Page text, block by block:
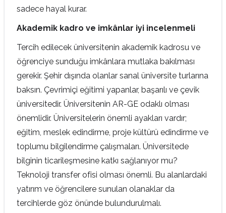
sadece hayal kurar.
Akademik kadro ve imkânlar iyi incelenmeli
Tercih edilecek üniversitenin akademik kadrosu ve
öğrenciye sunduğu imkânlara mutlaka bakılması
gerekir. Şehir dışında olanlar sanal üniversite turlarına
baksın. Çevrimiçi eğitimi yapanlar, başarılı ve çevik
üniversitedir. Üniversitenin AR-GE odaklı olması
önemlidir. Üniversitelerin önemli ayakları vardır;
eğitim, meslek edindirme, proje kültürü edindirme ve
toplumu bilgilendirme çalışmaları. Üniversitede
bilginin ticarileşmesine katkı sağlanıyor mu?
Teknoloji transfer ofisi olması önemli. Bu alanlardaki
yatırım ve öğrencilere sunulan olanaklar da
tercihlerde göz önünde bulundurulmalı.